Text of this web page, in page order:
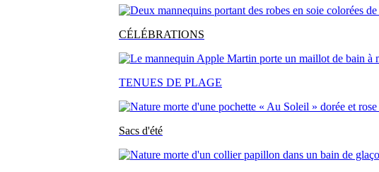
CÉLÉBRATIONS
TENUES DE PLAGE
Sacs d'été